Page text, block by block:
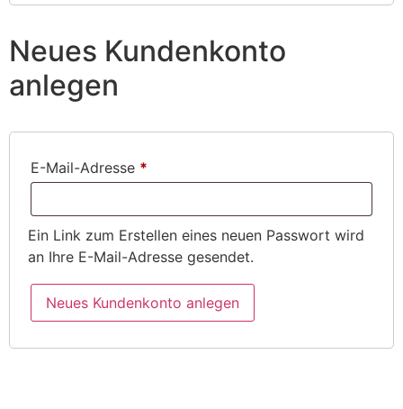
Neues Kundenkonto
anlegen
E-Mail-Adresse *
Ein Link zum Erstellen eines neuen Passwort wird
an Ihre E-Mail-Adresse gesendet.
Neues Kundenkonto anlegen